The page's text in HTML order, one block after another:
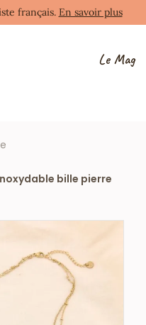
français. En savoir plus
Le Mag
bille pierre